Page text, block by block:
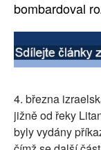
bombardoval
4. března
jižně od řeky
byly vydány